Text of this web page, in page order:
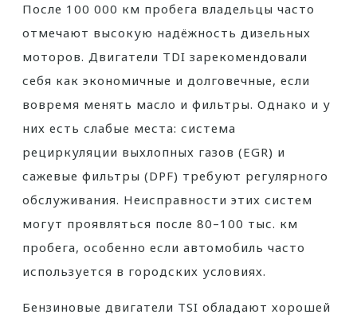
После 100 000 км пробега владельцы часто
отмечают высокую надёжность дизельных
моторов. Двигатели TDI зарекомендовали
себя как экономичные и долговечные, если
вовремя менять масло и фильтры. Однако и у
них есть слабые места: система
рециркуляции выхлопных газов (EGR) и
сажевые фильтры (DPF) требуют регулярного
обслуживания. Неисправности этих систем
могут проявляться после 80–100 тыс. км
пробега, особенно если автомобиль часто
используется в городских условиях.
Бензиновые двигатели TSI обладают хорошей